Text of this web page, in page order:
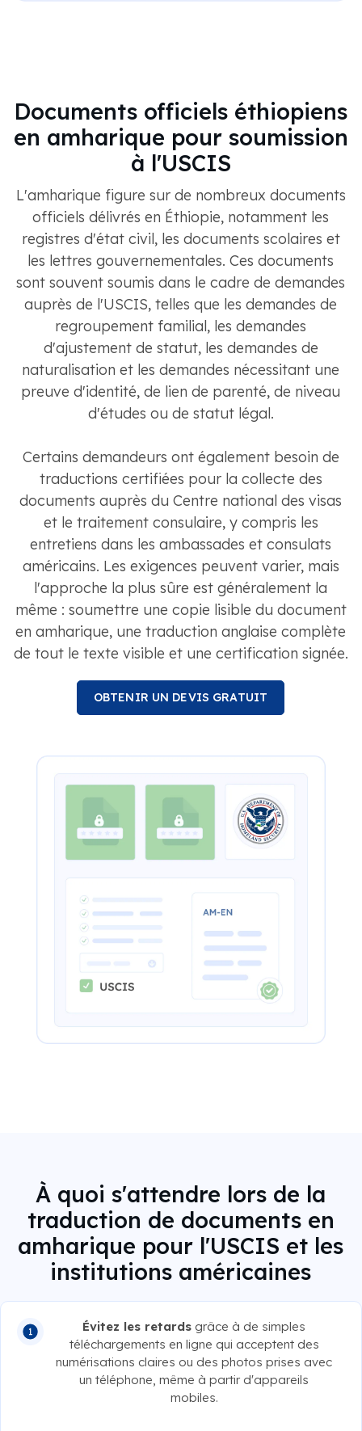
Documents officiels éthiopiens
en amharique pour soumission
à l'USCIS
L'amharique figure sur de nombreux documents
officiels délivrés en Éthiopie, notamment les
registres d'état civil, les documents scolaires et
les lettres gouvernementales. Ces documents
sont souvent soumis dans le cadre de demandes
auprès de l'USCIS, telles que les demandes de
regroupement familial, les demandes
d'ajustement de statut, les demandes de
naturalisation et les demandes nécessitant une
preuve d'identité, de lien de parenté, de niveau
d'études ou de statut légal.
Certains demandeurs ont également besoin de
traductions certifiées pour la collecte des
documents auprès du Centre national des visas
et le traitement consulaire, y compris les
entretiens dans les ambassades et consulats
américains. Les exigences peuvent varier, mais
l'approche la plus sûre est généralement la
même : soumettre une copie lisible du document
en amharique, une traduction anglaise complète
de tout le texte visible et une certification signée.
OBTENIR UN DEVIS GRATUIT
À quoi s'attendre lors de la
traduction de documents en
amharique pour l'USCIS et les
institutions américaines
Évitez les retards grâce à de simples
téléchargements en ligne qui acceptent des
numérisations claires ou des photos prises avec
un téléphone, même à partir d'appareils
mobiles.